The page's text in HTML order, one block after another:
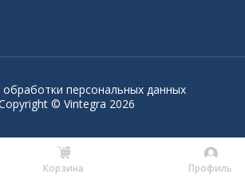
Корзина Профиль
© Vintegra 2026
персональных данных